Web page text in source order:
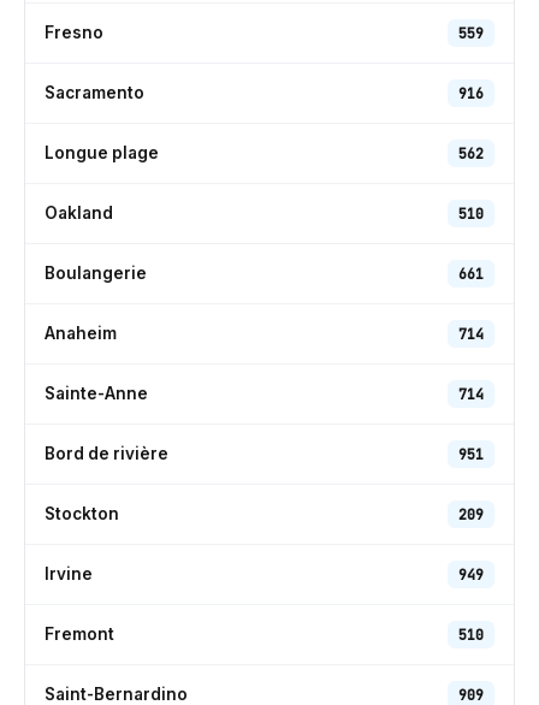
Fresno 559
Sacramento 916
Longue plage 562
Oakland 510
Boulangerie 661
Anaheim 714
Sainte-Anne 714
Bord de rivière 951
Stockton 209
Irvine 949
Fremont 510
Saint-Bernardino 909